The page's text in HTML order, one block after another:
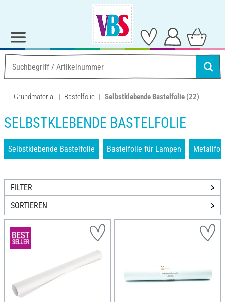
Grundmaterial Bastelfolie Selbstklebende Bastelfolie (22)
SELBSTKLEBENDE BASTELFOLIE
Selbstklebende Bastelfolie Bastelfolie für Lampen
FILTER
SORTIEREN